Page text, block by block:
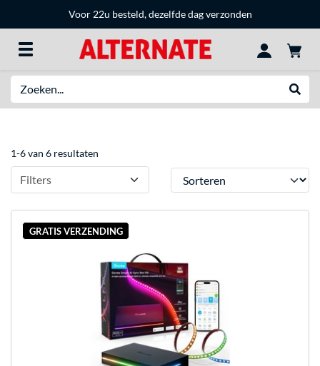
Voor 22u besteld, dezelfde dag verzonden
1-6 van 6 resultaten
Filters Sorteren
GRATIS VERZENDING